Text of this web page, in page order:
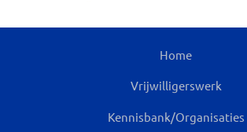
Home
Vrijwilligerswerk
Kennisbank/Organisaties